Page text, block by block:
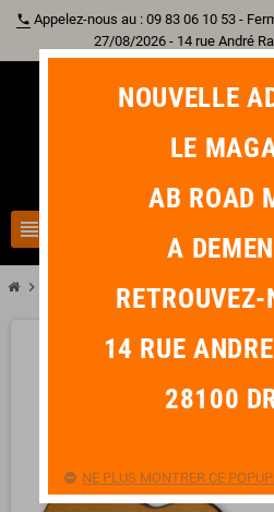
phone Appelez-nous au : 09 83 06 10 53 -
27/08/2026 - 14 rue André
view_headline
chevron_right IBANEZ GA5TCE-AM Amber High Gloss
NOUVELLE
LE
AB ROAD
A
14 RUE
28100
NE PLUS MONTRER CE POPUP.